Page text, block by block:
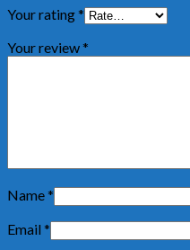
Your rating*
Your review*
Name*
Email*